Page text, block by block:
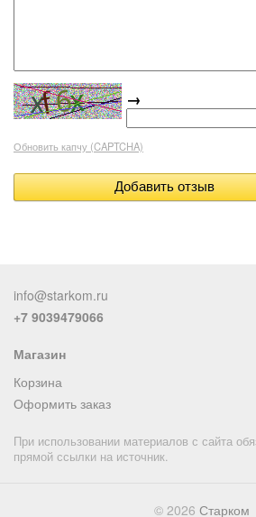
→
Обновить капчу (CAPTCHA)
info@starkom.ru
+7 9039479066
Магазин
Корзина
Оформить заказ
При использовании материалов с сайта
прямой ссылки на источник.
© 2026 Старком